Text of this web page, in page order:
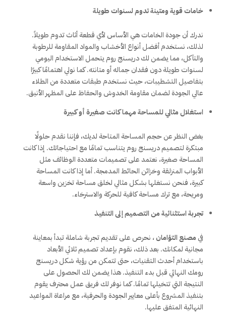
خامات قوية ومتينة تدوم لسنوات طويلة
ندرك أن جودة الخامات هي الأساس لأي قطعة أثاث تدوم طويلاً.
لذلك، نستخدم أفضل أنواع الأخشاب والمواد المقاومة للرطوبة
والتآكل، مما يضمن لك دريسنج روم يتحمل الاستخدام اليومي
لسنوات طويلة دون فقدان جماله أو متانته. كما نولي اهتمامًا كبيرًا
بتفاصيل التشطيبات، حيث نستخدم طبقات متعددة من الطلاء
عالي الجودة لضمان مقاومة الخدوش والحفاظ على المظهر الأنيق.
استغلال مثالي للمساحة مهما كانت صغيرة أو كبيرة
بغض النظر عن حجم المساحة المتاحة لديك، فإننا نقدم حلولًا
مبتكرة لتصميم دريسنج روم يتناسب تمامًا مع احتياجاتك. إذا كانت
المساحة صغيرة، نعتمد على تصميمات متعددة الوظائف مثل
الأبواب المنزلقة وخزائن الحائط المدمجة. أما إذا كانت المساحة
كبيرة، فنحن نستغلها بشكل مثالي لخلق مساحة تخزين واسعة
ومريحة، مع ترك مساحة كافية للحركة والاسترخاء.
تجربة استثنائية من التصميم إلى التنفيذ
في مصنع التؤامان، نحرص على تقديم تجربة شاملة تبدأ بمعاينة
مجانية لمكانك. بعد ذلك، نقوم بإعداد تصميم ثلاثي الأبعاد
باستخدام أحدث التقنيات، حتى تتمكن من رؤية شكل دريسنج
رومك النهائي قبل بدء التنفيذ. هذا يضمن لك الحصول على
النتيجة التي تتخيلها تمامًا. كما نوفر لك فريق عمل محترف يقوم
بتنفيذ المشروع بأعلى معايير الجودة والحرفية، مع مراعاة المواعيد
النهائية المتفق عليها.